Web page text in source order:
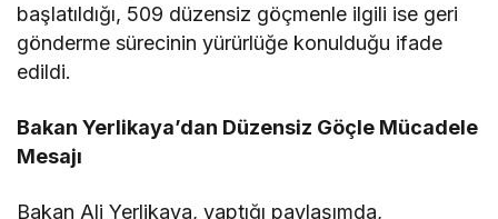
başlatıldığı, 509 düzensiz göçmenle ilgili ise geri
gönderme sürecinin yürürlüğe konulduğu ifade
edildi.
Bakan Yerlikaya’dan Düzensiz Göçle Mücadele
Mesajı
Bakan Ali Yerlikaya, yaptığı paylaşımda,